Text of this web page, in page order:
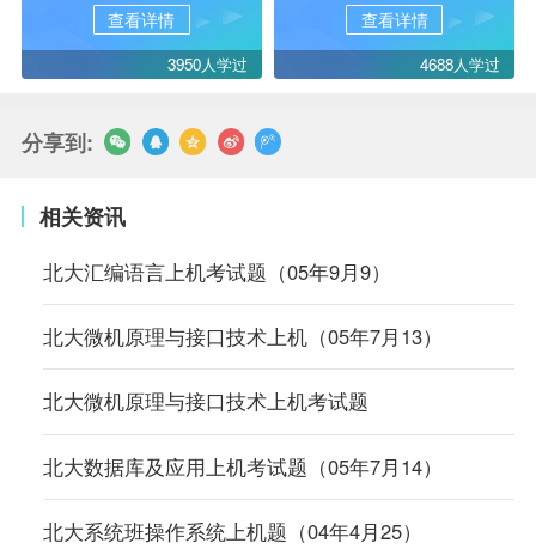
查看详情
3950人学过
查看详情
4688人学过
分享到:
相关资讯
北大汇编语言上机考试题（05年9月9）
北大微机原理与接口技术上机（05年7月13）
北大微机原理与接口技术上机考试题
北大数据库及应用上机考试题（05年7月14）
北大系统班操作系统上机题（04年4月25）